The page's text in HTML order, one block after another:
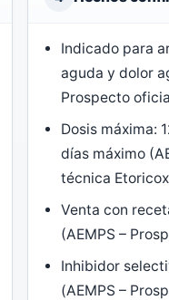
Indicado para
aguda y dolor
Prospecto
Dosis máxima:
días máximo
técnica
Venta con
(AEMPS –
Inhibidor
(AEMPS –